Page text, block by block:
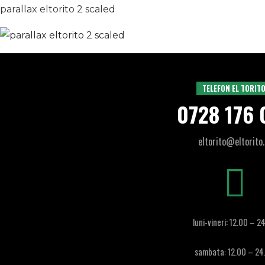
parallax eltorito 2 scaled
TELEFON EL
0728 176
luni-vineri: 12.00 –
sambata: 12.00 –